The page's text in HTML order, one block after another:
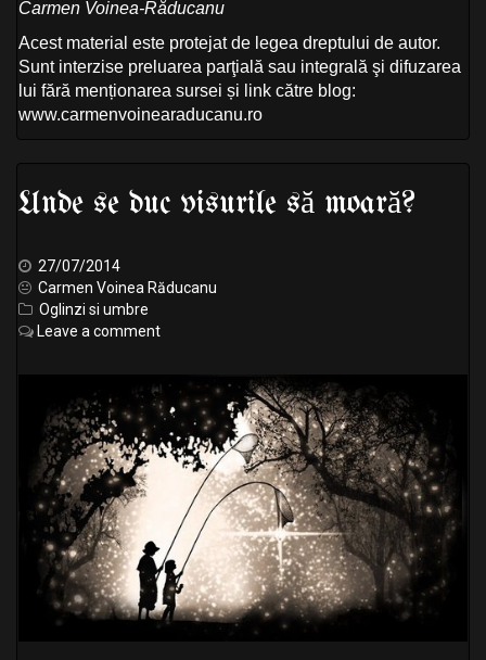
Carmen Voinea-Răducanu
Acest material este protejat de legea dreptului de autor.
Sunt interzise preluarea parţială sau integrală şi difuzarea
lui fără menționarea sursei și link către blog:
www.carmenvoinearaducanu.ro
Unde se duc visurile să moară?
27/07/2014
Carmen Voinea Răducanu
Oglinzi si umbre
Leave a comment